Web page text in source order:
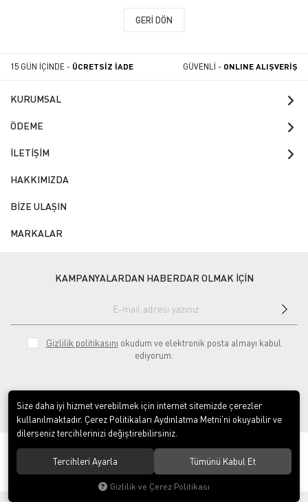
GERI DÖN
15 GÜN İÇİNDE - ÜCRETSİZ İADE GÜVENLİ - ONLINE ALIŞVERİŞ
KURUMSAL
ÖDEME
İLETİŞİM
HAKKIMIZDA
BİZE ULAŞIN
MARKALAR
KAMPANYALARDAN HABERDAR OLMAK İÇİN
Gizlilik politikasını okudum ve elektronik posta almayı kabul
ediyorum.
© 2020ÇINAR ENDÜSTRİYEL MUTFAK LTD.ŞTİ.. Tüm hakları saklıdır.
Size daha iyi hizmet verebilmek için internet sitemizde çerezler
kullanılmaktadır. Çerez Politikaları Aydınlatma Metni’ni okuyabilir ve
dilerseniz tercihlerinizi değiştirebilirsiniz.
Tercihleri Ayarla Tümünü Kabul Et
Gizlilik ve Çerez Politikası